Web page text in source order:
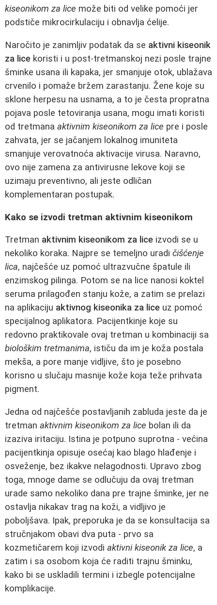
kiseonikom za lice može biti od velike pomoći jer
podstiče mikrocirkulaciju i obnavlja ćelije.
Naročito je zanimljiv podatak da se aktivni kiseonik
za lice koristi i u post-tretmanskoj nezi posle trajne
šminke usana ili kapaka, jer smanjuje otok, ublažava
crvenilo i pomaže bržem zarastanju. Žene koje su
sklone herpesu na usnama, a to je česta propratna
pojava posle tetoviranja usana, mogu imati koristi
od tretmana aktivnim kiseonikom za lice pre i posle
zahvata, jer se jačanjem lokalnog imuniteta
smanjuje verovatnoća aktivacije virusa. Naravno,
ovo nije zamena za antivirusne lekove koji se
uzimaju preventivno, ali jeste odličan
komplementaran postupak.
Kako se izvodi tretman aktivnim kiseonikom
Tretman aktivnim kiseonikom za lice izvodi se u
nekoliko koraka. Najpre se temeljno uradi čišćenje
lica, najčešće uz pomoć ultrazvučne špatule ili
enzimskog pilinga. Potom se na lice nanosi koktel
seruma prilagođen stanju kože, a zatim se prelazi
na aplikaciju aktivnog kiseonika za lice uz pomoć
specijalnog aplikatora. Pacijentkinje koje su
redovno praktikovale ovaj tretman u kombinaciji sa
biološkim tretmanima, ističu da im je koža postala
mekša, a pore manje vidljive, što je posebno
korisno u slučaju masnije kože koja teže prihvata
pigment.
Jedna od najčešće postavljanih zabluda jeste da je
tretman aktivnim kiseonikom za lice bolan ili da
izaziva iritaciju. Istina je potpuno suprotna - većina
pacijentkinja opisuje osećaj kao blago hlađenje i
osveženje, bez ikakve nelagodnosti. Upravo zbog
toga, mnoge dame se odlučuju da ovaj tretman
urade samo nekoliko dana pre trajne šminke, jer ne
ostavlja nikakav trag na koži, a vidljivo je
poboljšava. Ipak, preporuka je da se konsultacija sa
stručnjakom obavi dva puta - prvo sa
kozmetičarem koji izvodi aktivni kiseonik za lice, a
zatim i sa osobom koja će raditi trajnu šminku,
kako bi se uskladili termini i izbegle potencijalne
komplikacije.